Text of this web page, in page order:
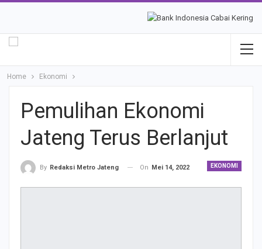
Home Ekonomi
Pemulihan Ekonomi
Jateng Terus Berlanjut
EKONOMI
By Redaksi Metro Jateng On Mei 14, 2022